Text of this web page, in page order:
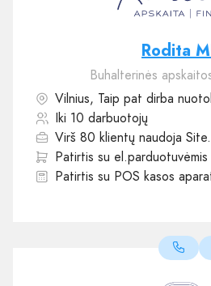
Rodita
Buhalterinės
Vilnius, Taip pat dirba
Iki 10 darbuotojų
Virš 80 klientų naudoja
Patirtis su el.parduotuvėmis
Patirtis su POS kasos